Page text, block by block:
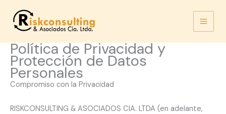
contenido
Política de Privacidad y
Protección de Datos
Personales
Compromiso con la Privacidad
RISKCONSULTING & ASOCIADOS CIA. LTDA (en adelante,